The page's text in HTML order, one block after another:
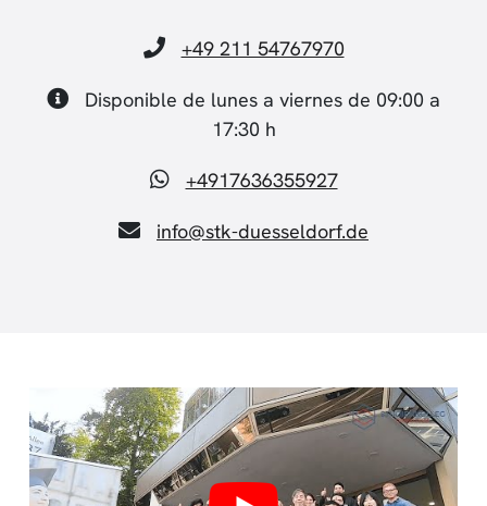
+49 211 54767970
Disponible de lunes a viernes de 09:00 a
17:30 h
+4917636355927
info@stk-duesseldorf.de